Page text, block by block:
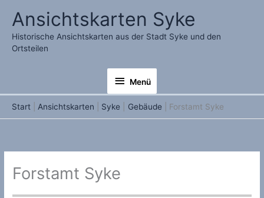
Inhalt
springen
Ansichtskarten Syke
Historische Ansichtskarten aus der Stadt Syke und den
Ortsteilen
Menü
Menü
Start Ansichtskarten Syke Gebäude Forstamt Syke
Forstamt Syke